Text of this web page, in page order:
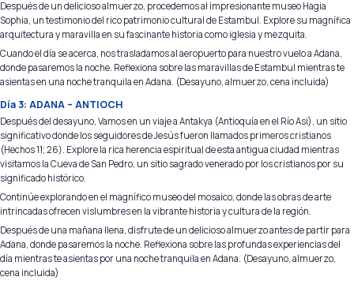
Después de un delicioso almuerzo, procedemos al impresionante museo Hagia
Sophia, un testimonio del rico patrimonio cultural de Estambul. Explore su magnífica
arquitectura y maravilla en su fascinante historia como iglesia y mezquita.
Cuando el día se acerca, nos trasladamos al aeropuerto para nuestro vuelo a Adana,
donde pasaremos la noche. Reflexiona sobre las maravillas de Estambul mientras te
asientas en una noche tranquila en Adana. (Desayuno, almuerzo, cena incluida)
Día 3: ADANA – ANTIOCH
Después del desayuno, Vamos en un viaje a Antakya (Antioquía en el Río Asi), un sitio
significativo donde los seguidores de Jesús fueron llamados primeros cristianos
(Hechos 11; 26). Explore la rica herencia espiritual de esta antigua ciudad mientras
visitamos la Cueva de San Pedro, un sitio sagrado venerado por los cristianos por su
significado histórico.
Continúe explorando en el magnífico museo del mosaico, donde las obras de arte
intrincadas ofrecen vislumbres en la vibrante historia y cultura de la región.
Después de una mañana llena, disfrute de un delicioso almuerzo antes de partir para
Adana, donde pasaremos la noche. Reflexiona sobre las profundas experiencias del
día mientras te asientas por una noche tranquila en Adana. (Desayuno, almuerzo,
cena incluida)